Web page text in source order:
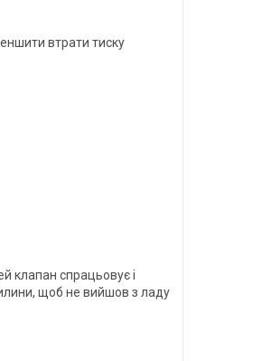
втрати тиску
клапан спрацьовує і
щоб не вийшов з ладу